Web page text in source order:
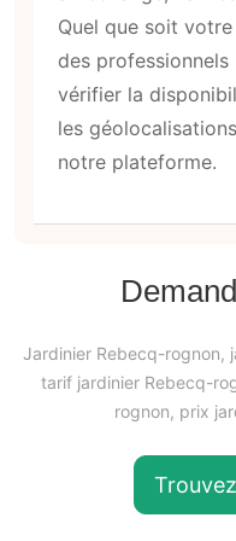
À propos
Ring Twice
L'équipe